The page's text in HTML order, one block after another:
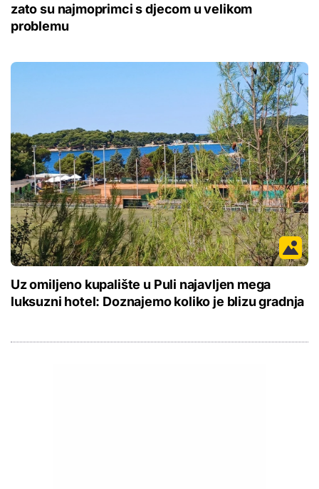
zato su najmoprimci s djecom u velikom
problemu
Uz omiljeno kupalište u Puli najavljen mega
luksuzni hotel: Doznajemo koliko je blizu gradnja